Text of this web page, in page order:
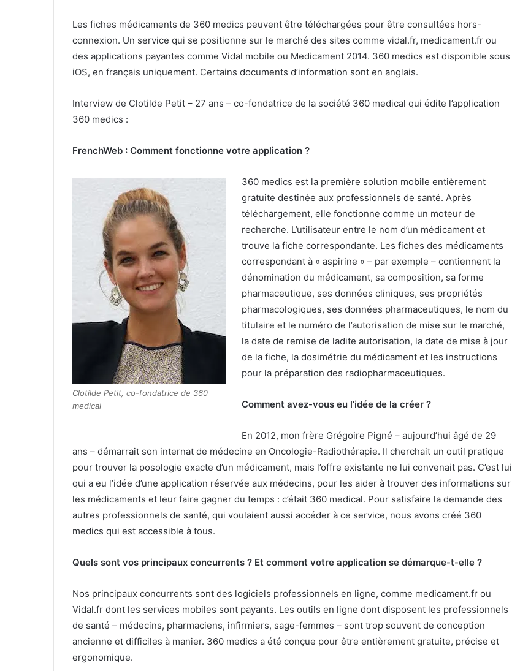
Les fiches médicaments de 360 medics peuvent être téléchargées pour être consultées hors-
connexion. Un service qui se positionne sur le marché des sites comme vidal.fr, medicament.fr ou
des applications payantes comme Vidal mobile ou Medicament 2014. 360 medics est disponible sous
iOS, en français uniquement. Certains documents d’information sont en anglais.
Interview de Clotilde Petit – 27 ans – co-fondatrice de la société 360 medical qui édite l’application
360 medics :
FrenchWeb : Comment fonctionne votre application ?
Clotilde Petit, co-fondatrice de 360
medical
360 medics est la première solution mobile entièrement
gratuite destinée aux professionnels de santé. Après
téléchargement, elle fonctionne comme un moteur de
recherche. L’utilisateur entre le nom d’un médicament et
trouve la fiche correspondante. Les fiches des médicaments
correspondant à « aspirine » – par exemple – contiennent la
dénomination du médicament, sa composition, sa forme
pharmaceutique, ses données cliniques, ses propriétés
pharmacologiques, ses données pharmaceutiques, le nom du
titulaire et le numéro de l’autorisation de mise sur le marché,
la date de remise de ladite autorisation, la date de mise à jour
de la fiche, la dosimétrie du médicament et les instructions
pour la préparation des radiopharmaceutiques.
Comment avez-vous eu l’idée de la créer ?
En 2012, mon frère Grégoire Pigné – aujourd’hui âgé de 29
ans – démarrait son internat de médecine en Oncologie-Radiothérapie. Il cherchait un outil pratique
pour trouver la posologie exacte d’un médicament, mais l’offre existante ne lui convenait pas. C’est lui
qui a eu l’idée d’une application réservée aux médecins, pour les aider à trouver des informations sur
les médicaments et leur faire gagner du temps : c’était 360 medical. Pour satisfaire la demande des
autres professionnels de santé, qui voulaient aussi accéder à ce service, nous avons créé 360
medics qui est accessible à tous.
Quels sont vos principaux concurrents ? Et comment votre application se démarque-t-elle ?
Nos principaux concurrents sont des logiciels professionnels en ligne, comme medicament.fr ou
Vidal.fr dont les services mobiles sont payants. Les outils en ligne dont disposent les professionnels
de santé – médecins, pharmaciens, infirmiers, sage-femmes – sont trop souvent de conception
ancienne et difficiles à manier. 360 medics a été conçue pour être entièrement gratuite, précise et
ergonomique.